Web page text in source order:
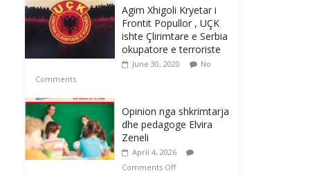
Agim Xhigoli Kryetar i
Frontit Popullor , UÇK
ishte Çlirimtare e Serbia
okupatore e terroriste
June 30, 2020
No
Comments
Opinion nga shkrimtarja
dhe pedagoge Elvira
Zeneli
April 4, 2026
Comments Off